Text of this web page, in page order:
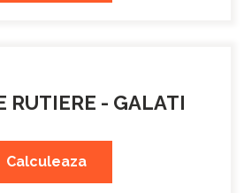
RUTIERE - GALATI
Calculeaza